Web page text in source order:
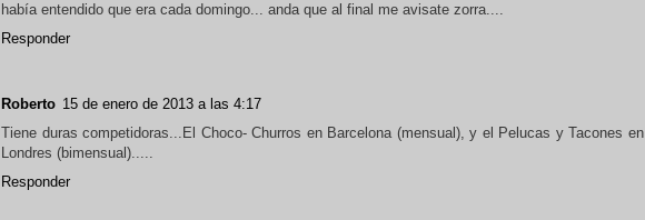
había entendido que era cada domingo... anda que al final me avisate zorra....
Responder
Roberto 15 de enero de 2013 a las 4:17
Tiene duras competidoras...El Choco- Churros en Barcelona (mensual), y el Pelucas y Tacones en
Londres (bimensual).....
Responder